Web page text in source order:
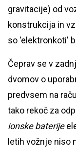
gravitacije) od
konstrukcija in
so 'elektronkoti'
Čeprav se v
dvomov o
predvsem na
tako rekoč za
ionske baterije
letih vožnje niso